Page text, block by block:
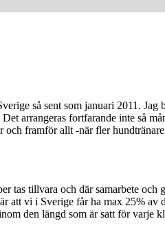
så sent som januari 2011. Jag
arrangeras fortfarande inte så
och framför allt -när fler
tas tillvara och där samarbete och
att vi i Sverige får ha max 25% av
den längd som är satt för varje